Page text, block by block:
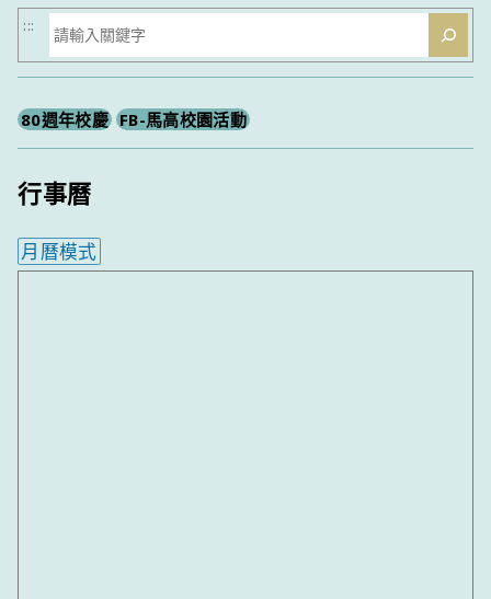
搜
尋
:::
80週年校慶 FB-馬高校園活動
行事曆
月曆模式